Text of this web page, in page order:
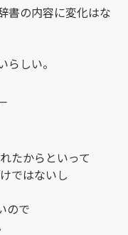
書の内容に変化はな
しい。
たからといって
ではないし
ので